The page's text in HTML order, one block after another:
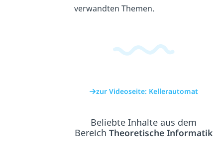
verwandten Themen.
zur Videoseite: Kellerautomat
Beliebte Inhalte aus dem
BereichTheoretische Informatik